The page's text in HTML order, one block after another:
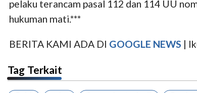
pelaku terancam pasal 112 dan 114 UU
hukuman mati.***
BERITA KAMI ADA DI GOOGLE NEWS |
Tag Terkait